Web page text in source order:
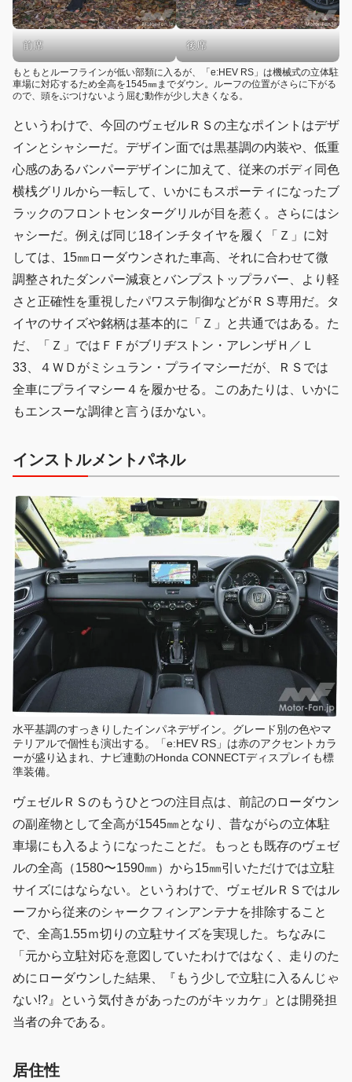
前席 後席
もともとルーフラインが低い部類に入るが、「e:HEV RS」は機械式の立体駐
車場に対応するため全高を1545㎜までダウン。ルーフの位置がさらに下がる
ので、頭をぶつけないよう屈む動作が少し大きくなる。
というわけで、今回のヴェゼルＲＳの主なポイントはデザ
インとシャシーだ。デザイン面では黒基調の内装や、低重
心感のあるバンパーデザインに加えて、従来のボディ同色
横桟グリルから一転して、いかにもスポーティになったブ
ラックのフロントセンターグリルが目を惹く。さらにはシ
ャシーだ。例えば同じ18インチタイヤを履く「Ｚ」に対
しては、15㎜ローダウンされた車高、それに合わせて微
調整されたダンパー減衰とバンプストップラバー、より軽
さと正確性を重視したパワステ制御などがＲＳ専用だ。タ
イヤのサイズや銘柄は基本的に「Ｚ」と共通ではある。た
だ、「Ｚ」ではＦＦがブリヂストン・アレンザＨ／Ｌ
33、４ＷＤがミシュラン・プライマシーだが、ＲＳでは
全車にプライマシー４を履かせる。このあたりは、いかに
もエンスーな調律と言うほかない。
インストルメントパネル
水平基調のすっきりしたインパネデザイン。グレード別の色やマ
テリアルで個性も演出する。「e:HEV RS」は赤のアクセントカラ
ーが盛り込まれ、ナビ連動のHonda CONNECTディスプレイも標
準装備。
ヴェゼルＲＳのもうひとつの注目点は、前記のローダウン
の副産物として全高が1545㎜となり、昔ながらの立体駐
車場にも入るようになったことだ。もっとも既存のヴェゼ
ルの全高（1580〜1590㎜）から15㎜引いただけでは立駐
サイズにはならない。というわけで、ヴェゼルＲＳではル
ーフから従来のシャークフィンアンテナを排除すること
で、全高1.55ｍ切りの立駐サイズを実現した。ちなみに
「元から立駐対応を意図していたわけではなく、走りのた
めにローダウンした結果、『もう少しで立駐に入るんじゃ
ない!?』という気付きがあったのがキッカケ」とは開発担
当者の弁である。
居住性